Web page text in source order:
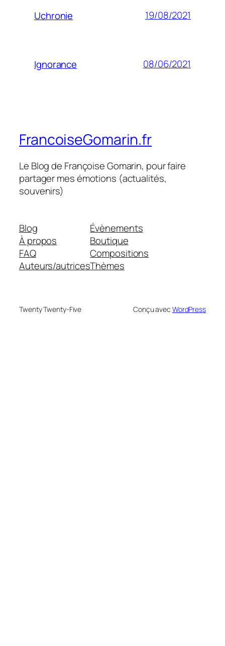
Uchronie 19/08/2021
Ignorance 08/06/2021
FrancoiseGomarin.fr
Le Blog de Françoise Gomarin, pour faire
partager mes émotions (actualités,
souvenirs)
Blog
À propos
FAQ
Auteurs/autrices
Évènements
Boutique
Compositions
Thèmes
Twenty Twenty-Five Conçu avec WordPress